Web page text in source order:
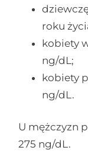
roku
kobiety
ng/dL;
kobiety
ng/dL.
U mężczyzn
275 ng/dL.